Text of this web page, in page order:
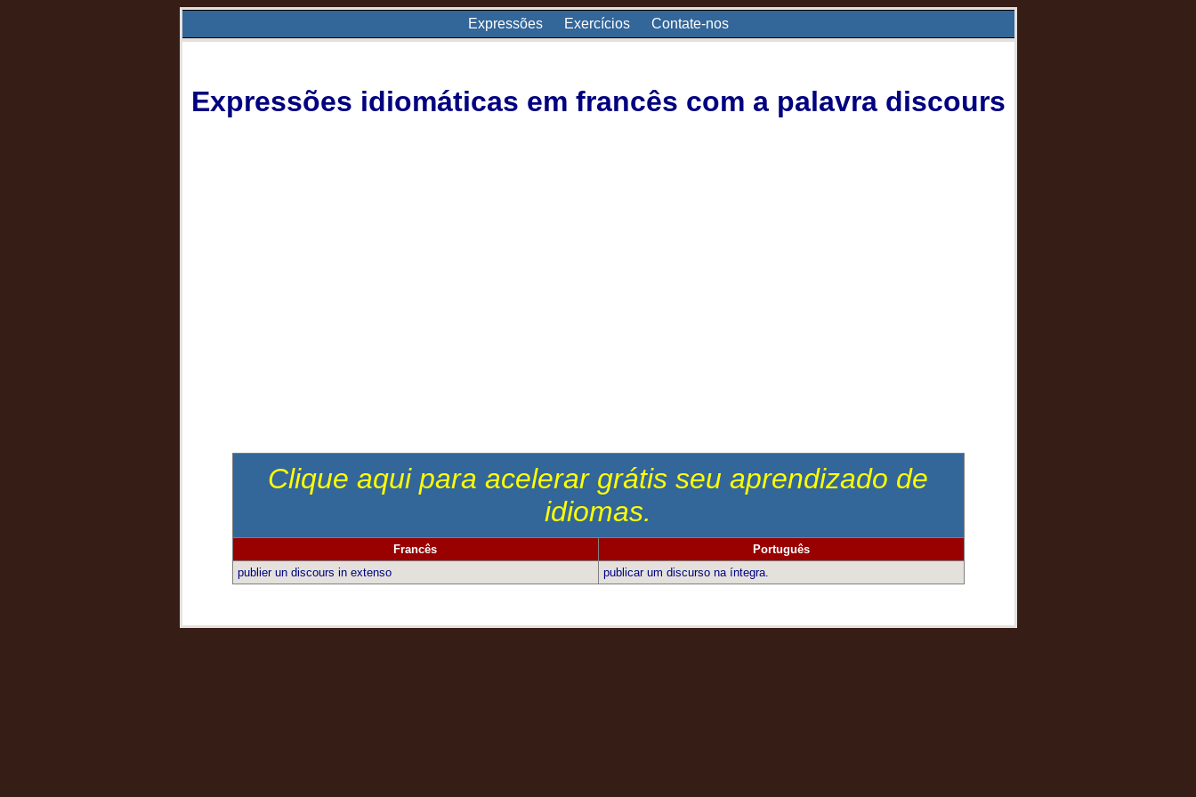
Expressões Exercícios Contate-nos
Expressões idiomáticas em francês com a palavra discours
Clique aqui para acelerar grátis seu aprendizado de
idiomas.
Francês
Português
publier un discours in extenso
publicar um discurso na íntegra.